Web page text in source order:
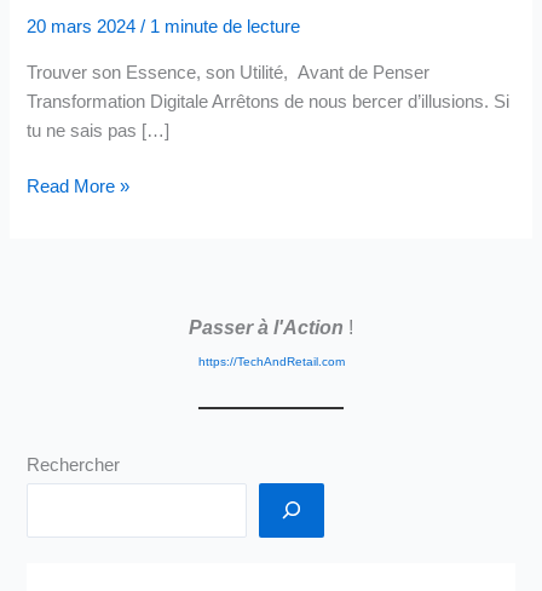
20 mars 2024/ 1 minute de lecture
Trouver son Essence, son Utilité, Avant de Penser
Transformation Digitale Arrêtons de nous bercer d’illusions. Si
tu ne sais pas […]
Au-
Read More »
Passer à l'Action !
https://TechAndRetail.com
Rechercher